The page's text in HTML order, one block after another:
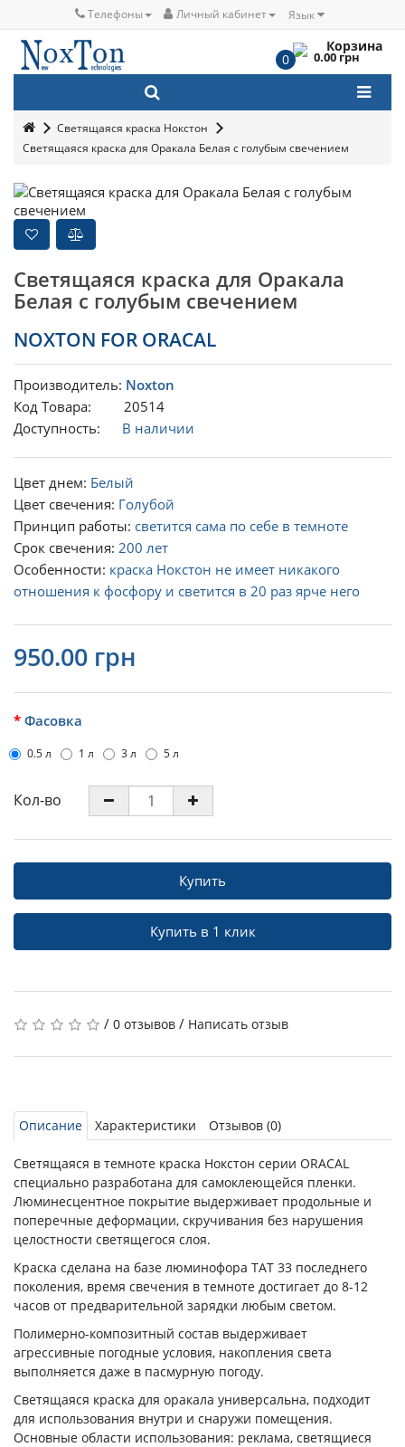
Телефоны Личный кабинет Язык
Корзина
0 0.00 грн
Светящаяся краска Нокстон
Светящаяся краска для Оракала Белая с голубым свечением
Светящаяся краска для Оракала
Белая с голубым свечением
NOXTON FOR ORACAL
Производитель: Noxton
Код Товара: 20514
Доступность: В наличии
Цвет днем: Белый
Цвет свечения: Голубой
Принцип работы: светится сама по себе в темноте
Срок свечения: 200 лет
Особенности: краска Нокстон не имеет никакого
отношения к фосфору и светится в 20 раз ярче него
950.00 грн
Фасовка
0.5 л 1 л 3 л 5 л
Кол-во
Купить
Купить в 1 клик
/ 0 отзывов / Написать отзыв
Описание Характеристики Отзывов (0)
Светящаяся в темноте краска Нокстон серии ORACAL
специально разработана для самоклеющейся пленки.
Люминесцентное покрытие выдерживает продольные и
поперечные деформации, скручивания без нарушения
целостности светящегося слоя.
Краска сделана на базе люминофора ТАТ 33 последнего
поколения, время свечения в темноте достигает до 8-12
часов от предварительной зарядки любым светом.
Полимерно-композитный состав выдерживает
агрессивные погодные условия, накопления света
выполняется даже в пасмурную погоду.
Светящаяся краска для оракала универсальна, подходит
для использования внутри и снаружи помещения.
Основные области использования: реклама, светящиеся